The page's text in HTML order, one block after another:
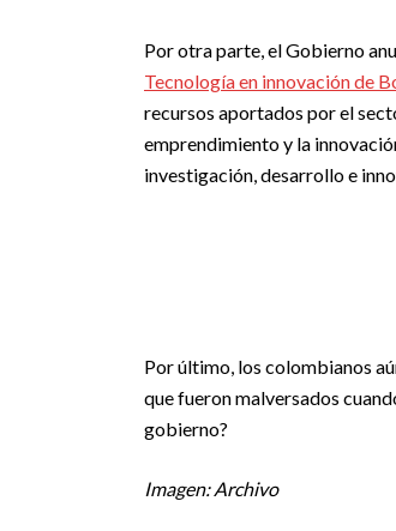
Por otra parte, el Gobierno
Tecnología en innovación de
recursos aportados por el
emprendimiento y la
investigación, desarrollo e
Por último, los colombianos
que fueron malversados
gobierno?
Imagen: Archivo